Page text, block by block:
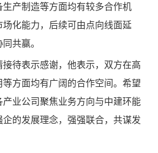
生产制造等方面均有较多合作机
化能力，后续可由点向线面延
共赢。
待表示感谢，他表示，双方在高
方面均有广阔的合作空间。希望
业公司聚焦业务方向与中建环能
的发展理念，强强联合，共谋发